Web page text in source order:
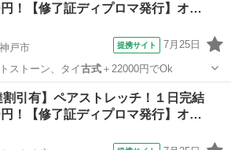
！【修了証ディプロマ発行】オ…
戸市 提携サイト 7月25日
ストーン、タイ古式＋22000円でOk
割引有】ペアストレッチ！１日完結
！【修了証ディプロマ発行】オ…